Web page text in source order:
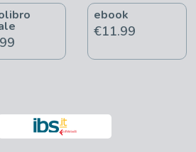
ebook
€11.99